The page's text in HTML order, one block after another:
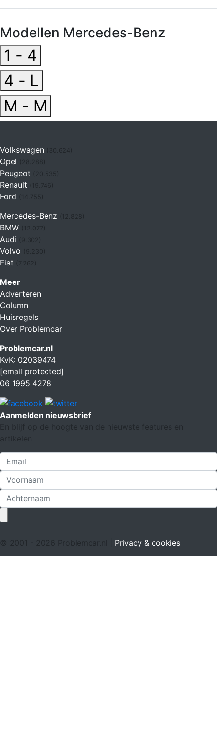
Modellen Mercedes-Benz
1 - 4
4 - L
M - M
Volkswagen (30.624)
Opel
Peugeot
Renault (19.746)
Ford (14.755)
Mercedes-Benz
BMW
Audi
Volvo
Fiat (7.262)
Meer
Adverteren
Column
Huisregels
Over Problemcar
Problemcar.nl
KvK: 02039474
[email protected]
06 1995 4278
Aanmelden nieuwsbrief
En blijf op de hoogte van de nieuwste features en
artikelen
© 2001 - 2026 Problemcar.nl | Privacy & cookies